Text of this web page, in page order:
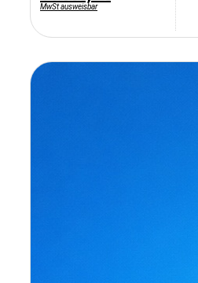
MwSt ausweisbar